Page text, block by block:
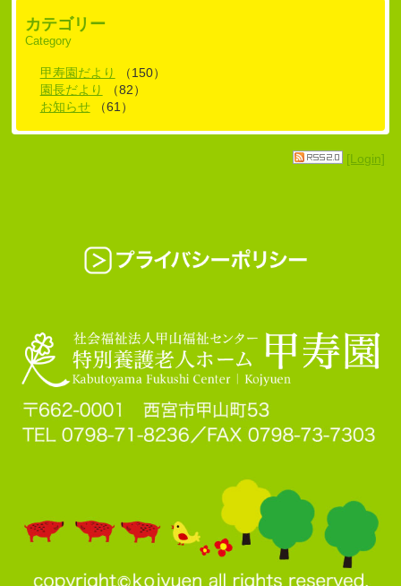
カテゴリー
Category
甲寿園だより
（150）
園長だより
（82）
お知らせ
（61）
[Login]